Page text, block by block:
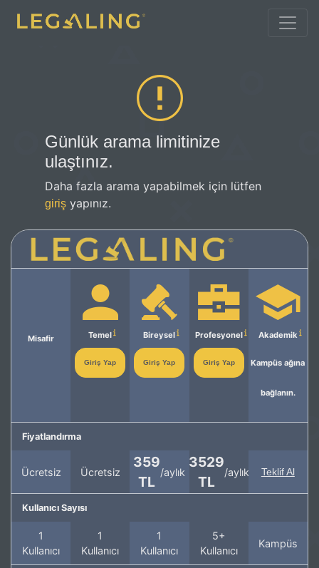
Günlük arama limitinize
ulaştınız.
Daha fazla arama yapabilmek için lütfen
giriş yapınız.
Misafir Temel
Giriş Yap
Bireysel
Giriş Yap
Profesyonel
Giriş Yap
Akademik
Kampüs ağına
bağlanın.
Fiyatlandırma
Ücretsiz Ücretsiz
359
TL
/aylık
3529
TL
/aylık Teklif Al
Kullanıcı Sayısı
1
Kullanıcı
1
Kullanıcı
1
Kullanıcı
5+
Kullanıcı
Kampüs